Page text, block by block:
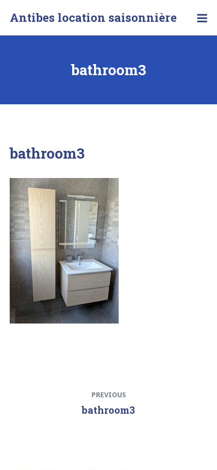
Antibes location saisonnière
bathroom3
bathroom3
post:
PREVIOUS
bathroom3